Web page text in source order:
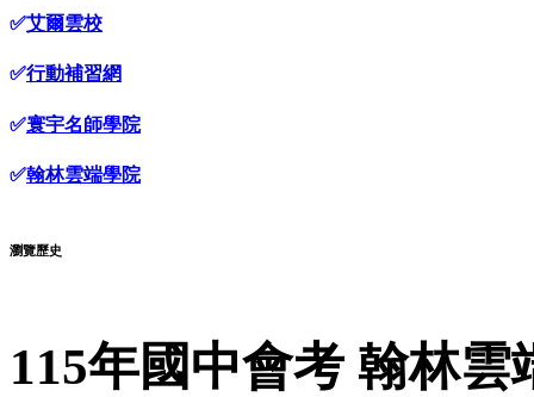
✅艾爾雲校
✅行動補習網
✅寰宇名師學院
✅翰林雲端學院
瀏覽歷史
115年國中會考 翰林